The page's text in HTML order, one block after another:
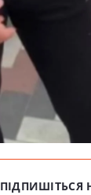
ПІДПИШІТЬСЯ